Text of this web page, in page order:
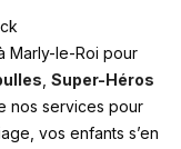
Marly-le-Roi pour
Super-Héros
nos services pour
vos enfants s’en